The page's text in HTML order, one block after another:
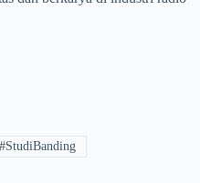
#StudiBanding